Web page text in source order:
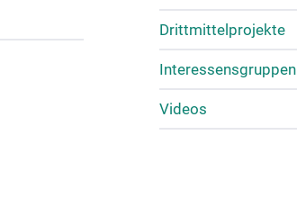
Drittmittelprojekte
Interessensgruppen
Videos